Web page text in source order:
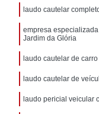
laudo cautelar
empresa
Jardim da Glória
laudo cautelar de
laudo cautelar de
laudo pericial veicular